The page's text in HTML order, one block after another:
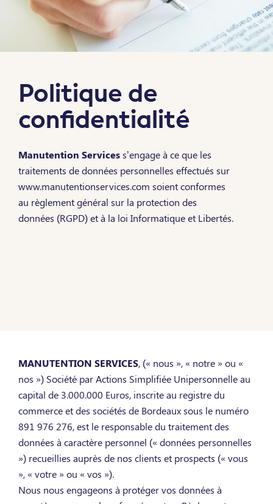
Maintenance
Formation et audit
Politique de
confidentialité
Manutention Servicess’engage à ce que les
traitements de données personnelles effectués sur
www.manutentionservices.com soient conformes
au règlement général sur la protection des
données (RGPD) et à la loi Informatique et Libertés.
MANUTENTION SERVICES, (« nous », « notre » ou «
nos ») Société par Actions Simplifiée Unipersonnelle au
capital de 3.000.000 Euros, inscrite au registre du
commerce et des sociétés de Bordeaux sous le numéro
891 976 276, est le responsable du traitement des
données à caractère personnel (« données personnelles
») recueillies auprès de nos clients et prospects (« vous
», « votre » ou « vos »).
Nous nous engageons à protéger vos données à